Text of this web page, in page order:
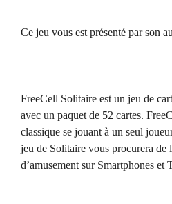
Ce jeu vous est présenté par son
FreeCell Solitaire est un jeu de
avec un paquet de 52 cartes.
classique se jouant à un seul
jeu de Solitaire vous procurera de
d’amusement sur Smartphones et